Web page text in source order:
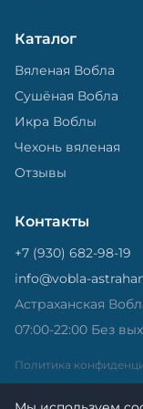
Каталог
Вяленая Вобла
Сушёная Вобла
Икра Воблы
Чехонь вяленая
Отзывы
Контакты
+7 (930) 682-98-19
info@vobla-
Астраханская
07:00-22:00 Без
Политика